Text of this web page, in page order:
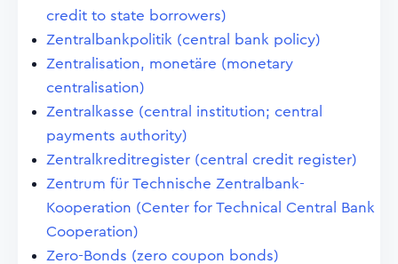
credit to state borrowers)
Zentralbankpolitik (central bank policy)
Zentralisation, monetäre (monetary
centralisation)
Zentralkasse (central institution; central
payments authority)
Zentralkreditregister (central credit register)
Zentrum für Technische Zentralbank-
Kooperation (Center for Technical Central Bank
Cooperation)
Zero-Bonds (zero coupon bonds)